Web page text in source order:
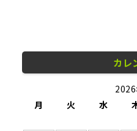
カレ
月
火 水